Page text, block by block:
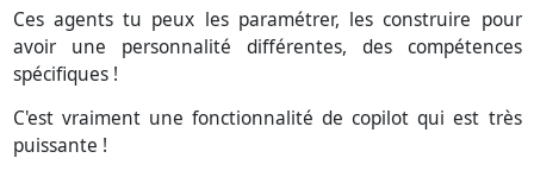
Ces agents tu peux les paramétrer, les construire pour
avoir une personnalité différentes, des compétences
spécifiques !
C'est vraiment une fonctionnalité de copilot qui est très
puissante !